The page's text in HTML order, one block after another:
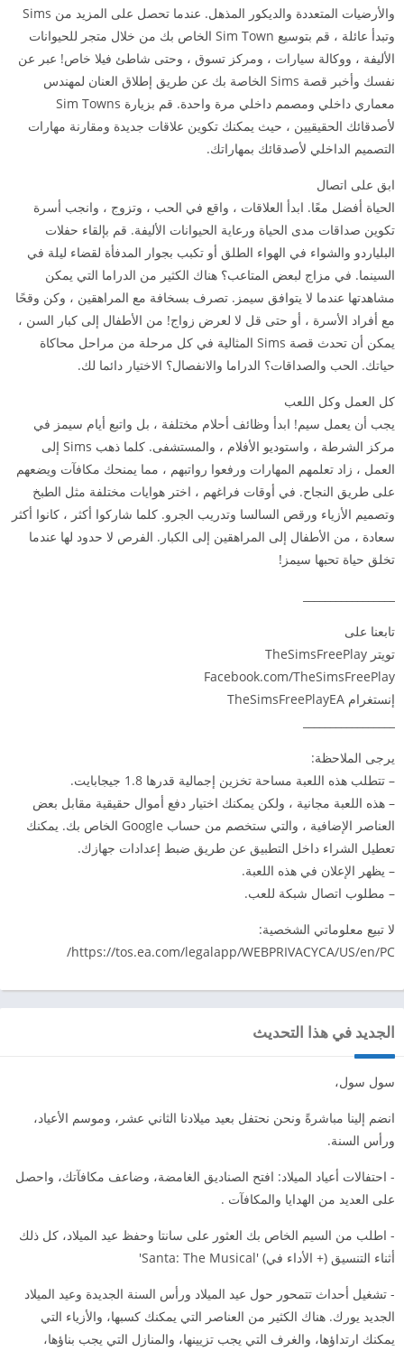
والأرضيات المتعددة والديكور المذهل. عندما تحصل على المزيد من Sims
وتبدأ عائلة ، قم بتوسيع Sim Town الخاص بك من خلال متجر للحيوانات
الأليفة ، ووكالة سيارات ، ومركز تسوق ، وحتى شاطئ فيلا خاص! عبر عن
نفسك وأخبر قصة Sims الخاصة بك عن طريق إطلاق العنان لمهندس
معماري داخلي ومصمم داخلي مرة واحدة. قم بزيارة Sim Towns
لأصدقائك الحقيقيين ، حيث يمكنك تكوين علاقات جديدة ومقارنة مهارات
التصميم الداخلي لأصدقائك بمهاراتك.
ابق على اتصال
الحياة أفضل معًا. ابدأ العلاقات ، واقع في الحب ، وتزوج ، وانجب أسرة
تكوين صداقات مدى الحياة ورعاية الحيوانات الأليفة. قم بإلقاء حفلات
البلياردو والشواء في الهواء الطلق أو تكبب بجوار المدفأة لقضاء ليلة في
السينما. في مزاج لبعض المتاعب؟ هناك الكثير من الدراما التي يمكن
مشاهدتها عندما لا يتوافق سيمز. تصرف بسخافة مع المراهقين ، وكن وقحًا
مع أفراد الأسرة ، أو حتى قل لا لعرض زواج! من الأطفال إلى كبار السن ،
يمكن أن تحدث قصة Sims المثالية في كل مرحلة من مراحل محاكاة
حياتك. الحب والصداقات؟ الدراما والانفصال؟ الاختيار دائما لك.
كل العمل وكل اللعب
يجب أن يعمل سيم! ابدأ وظائف أحلام مختلفة ، بل واتبع أيام سيمز في
مركز الشرطة ، واستوديو الأفلام ، والمستشفى. كلما ذهب Sims إلى
العمل ، زاد تعلمهم المهارات ورفعوا رواتبهم ، مما يمنحك مكافآت ويضعهم
على طريق النجاح. في أوقات فراغهم ، اختر هوايات مختلفة مثل الطبخ
وتصميم الأزياء ورقص السالسا وتدريب الجرو. كلما شاركوا أكثر ، كانوا أكثر
سعادة ، من الأطفال إلى المراهقين إلى الكبار. الفرص لا حدود لها عندما
تخلق حياة تحبها سيمز!
تابعنا على
تويتر TheSimsFreePlay
Facebook.com/TheSimsFreePlay
إنستغرام TheSimsFreePlayEA
يرجى الملاحظة:
– تتطلب هذه اللعبة مساحة تخزين إجمالية قدرها 1.8 جيجابايت.
– هذه اللعبة مجانية ، ولكن يمكنك اختيار دفع أموال حقيقية مقابل بعض
العناصر الإضافية ، والتي ستخصم من حساب Google الخاص بك. يمكنك
تعطيل الشراء داخل التطبيق عن طريق ضبط إعدادات جهازك.
– يظهر الإعلان في هذه اللعبة.
– مطلوب اتصال شبكة للعب.
لا تبيع معلوماتي الشخصية:
https://tos.ea.com/legalapp/WEBPRIVACYCA/US/en/PC/
الجديد في هذا التحديث
سول سول،
انضم إلينا مباشرةً ونحن نحتفل بعيد ميلادنا الثاني عشر، وموسم الأعياد،
ورأس السنة.
- احتفالات أعياد الميلاد: افتح الصناديق الغامضة، وضاعف مكافآتك، واحصل
على العديد من الهدايا والمكافآت .
- اطلب من السيم الخاص بك العثور على سانتا وحفظ عيد الميلاد، كل ذلك
أثناء التنسيق (+ الأداء في) 'Santa: The Musical'
- تشغيل أحداث تتمحور حول عيد الميلاد ورأس السنة الجديدة وعيد الميلاد
الجديد يورك. هناك الكثير من العناصر التي يمكنك كسبها، والأزياء التي
يمكنك ارتداؤها، والغرف التي يجب تزيينها، والمنازل التي يجب بناؤها،